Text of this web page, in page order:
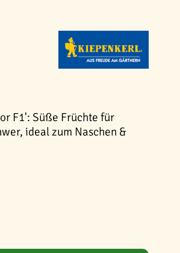
F1': Süße Früchte für
ideal zum Naschen &